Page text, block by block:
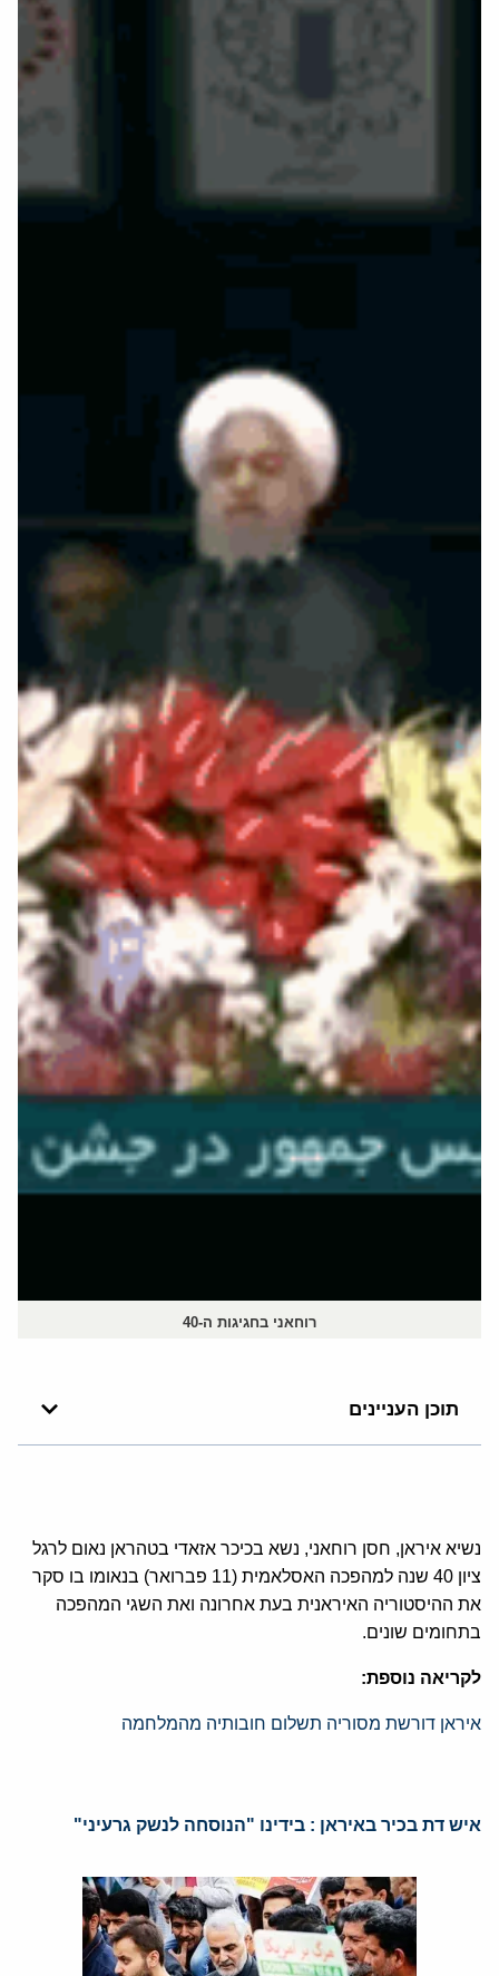
רוחאני בחגיגות ה-40
תוכן העניינים
נשיא איראן, חסן רוחאני, נשא בכיכר אזאדי בטהראן נאום לרגל
ציון 40 שנה למהפכה האסלאמית (11 פברואר) בנאומו בו סקר
את ההיסטוריה האיראנית בעת אחרונה ואת השגי המהפכה
בתחומים שונים.
לקריאה נוספת:
איראן דורשת מסוריה תשלום חובותיה מהמלחמה
איש דת בכיר באיראן : בידינו "הנוסחה לנשק גרעיני"